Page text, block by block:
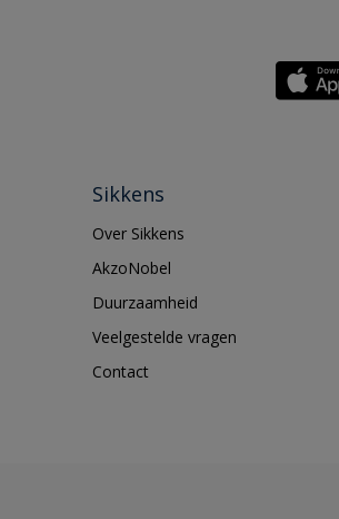
Sikkens
Over Sikkens
AkzoNobel
Duurzaamheid
Veelgestelde vragen
Contact